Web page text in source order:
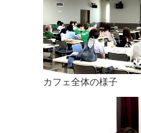
in 宇
2020.12.20
クリスマスカフェより「メリー
2020.05.10
できる日を心より楽しみにしてお
カフェ全体の様子